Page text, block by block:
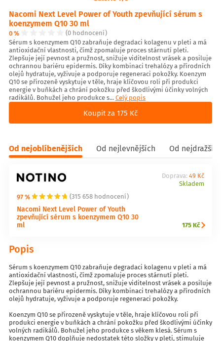
Nacomi Next Level Power of Youth zpevňující sérum s
koenzymem Q10 30 ml
0 %
(0 hodnocení)
Sérum s koenzymem Q10 zabraňuje degradaci kolagenu v pleti a má
antioxidační vlastnosti, čímž zpomaluje proces stárnutí pleti.
Zlepšuje její pevnost a pružnost, snižuje viditelnost vrásek a posiluje
ochrannou bariéru epidermis. Díky kombinaci trehalózy a přírodních
olejů hydratuje, vyživuje a podporuje regeneraci pokožky. Koenzym
Q10 se přirozeně vyskytuje v těle, hraje klíčovou roli při produkci
energie v buňkách a chrání pokožku před škodlivými účinky volných
radikálů. Bohužel jeho produkce s...Celý popis
Koupit za 175 Kč
Od nejoblíbenějších Od nejlevnějších Od
97 % (315 658 hodnocení)
Nacomi Next Level Power of Youth
zpevňující sérum s koenzymem Q10 30
ml
Doprava: 49 Kč
Skladem
175 Kč
Popis
Sérum s koenzymem Q10 zabraňuje degradaci kolagenu v pleti a má
antioxidační vlastnosti, čímž zpomaluje proces stárnutí pleti.
Zlepšuje její pevnost a pružnost, snižuje viditelnost vrásek a posiluje
ochrannou bariéru epidermis. Díky kombinaci trehalózy a přírodních
olejů hydratuje, vyživuje a podporuje regeneraci pokožky.
Koenzym Q10 se přirozeně vyskytuje v těle, hraje klíčovou roli při
produkci energie v buňkách a chrání pokožku před škodlivými účinky
volných radikálů. Bohužel jeho produkce s věkem klesá. Sérum s
koenzymem Q10 doplňuje nedostatek této složky v pleti, stimuluje